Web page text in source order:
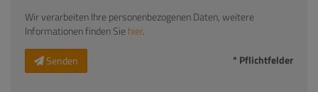
Wir verarbeiten Ihre personenbezogenen Daten, weitere
Informationen finden Siehier.
Senden
* Pflichtfelder